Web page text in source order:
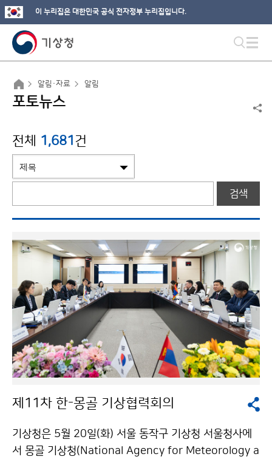
이 누리집은 대한민국 공식 전자정부 누리집입니다.
알림·자료 알림
포토뉴스
전체 1,681건
검색
제11차 한-몽골 기상협력회의
기상청은 5월 20일(화) 서울 동작구 기상청 서울청사에
서 몽골 기상청(National Agency for Meteorology a